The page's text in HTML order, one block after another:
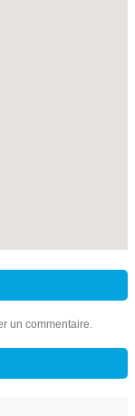
un commentaire.